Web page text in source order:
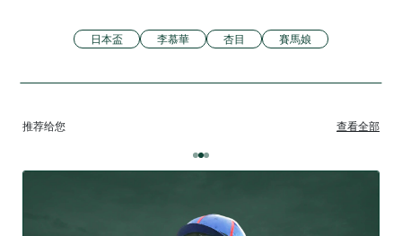
日本盃 李慕華 杏目 賽馬娘
推荐给您 查看全部